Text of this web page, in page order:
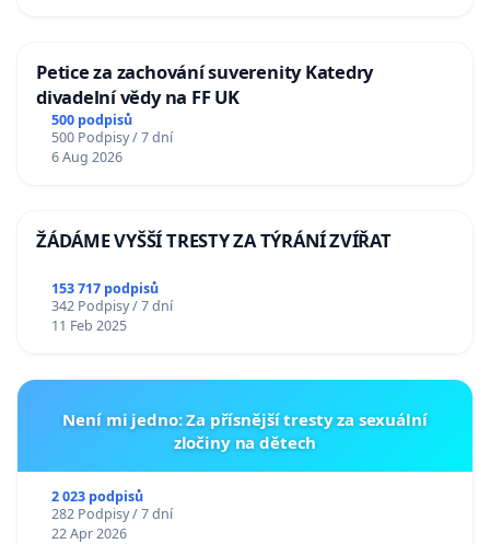
Petice za zachování suverenity Katedry
divadelní vědy na FF UK
500 podpisů
500 Podpisy / 7 dní
6 Aug 2026
ŽÁDÁME VYŠŠÍ TRESTY ZA TÝRÁNÍ ZVÍŘAT
153 717 podpisů
342 Podpisy / 7 dní
11 Feb 2025
Není mi jedno: Za přísnější tresty za sexuální
zločiny na dětech
2 023 podpisů
282 Podpisy / 7 dní
22 Apr 2026